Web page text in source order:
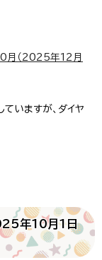
月（2025年12月
いますが、ダイヤ
年10月1日